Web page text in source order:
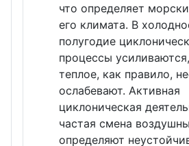
что определяет
его климата. В
полугодие
процессы
теплое, как правило,
ослабевают. Активная
циклоническая
частая смена
определяют